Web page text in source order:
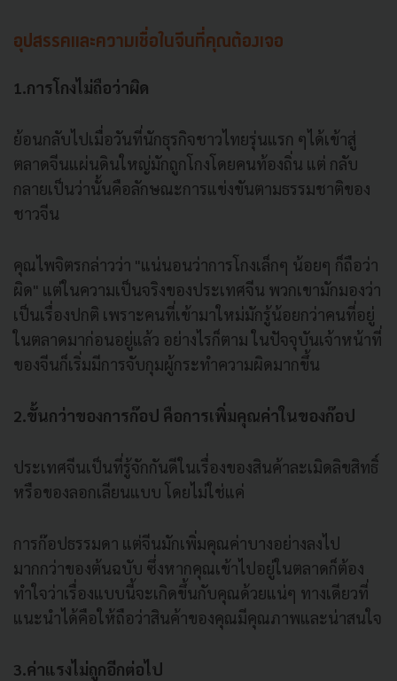
อุปสรรคและความเชื่อในจีนที่คุณต้องเจอ
1.การโกงไม่ถือว่าผิด
ย้อนกลับไปเมื่อวันที่นักธุรกิจชาวไทยรุ่นแรก ๆได้เข้าสู่
ตลาดจีนแผ่นดินใหญ่มักถูกโกงโดยคนท้องถิ่น แต่ กลับ
กลายเป็นว่านั้นคือลักษณะการแข่งขันตามธรรมชาติของ
ชาวจีน
คุณไพจิตรกล่าวว่า "แน่นอนว่าการโกงเล็กๆ น้อยๆ ก็ถือว่า
ผิด" แต่ในความเป็นจริงของประเทศจีน พวกเขามักมองว่า
เป็นเรื่องปกติ เพราะคนที่เข้ามาใหม่มักรู้น้อยกว่าคนที่อยู่
ในตลาดมาก่อนอยู่แล้ว อย่างไรก็ตาม ในปัจจุบันเจ้าหน้าที่
ของจีนก็เริ่มมีการจับกุมผู้กระทำความผิดมากขึ้น
2.ขั้นกว่าของการก๊อป คือการเพิ่มคุณค่าในของก๊อป
ประเทศจีนเป็นที่รู้จักกันดีในเรื่องของสินค้าละเมิดลิขสิทธิ์
หรือของลอกเลียนแบบ โดยไม่ใช่แค่
การก๊อปธรรมดา แต่จีนมักเพิ่มคุณค่าบางอย่างลงไป
มากกว่าของต้นฉบับ ซึ่งหากคุณเข้าไปอยู่ในตลาดก็ต้อง
ทำใจว่าเรื่องแบบนี้จะเกิดขึ้นกับคุณด้วยแน่ๆ ทางเดียวที่
แนะนำได้คือให้ถือว่าสินค้าของคุณมีคุณภาพและน่าสนใจ
3.ค่าแรงไม่ถูกอีกต่อไป